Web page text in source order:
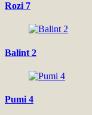
Rozi 7
Balint 2
Pumi 4